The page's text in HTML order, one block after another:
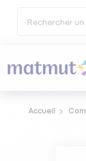
Accueil